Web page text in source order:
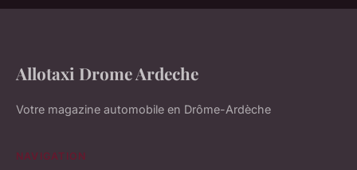
Allotaxi Drome Ardeche
Votre magazine automobile en Drôme-Ardèche
NAVIGATION